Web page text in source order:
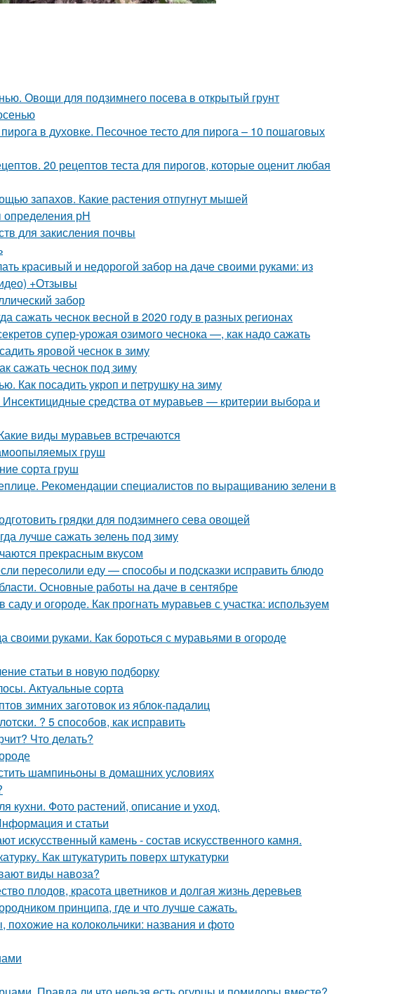
Овощи для подзимнего посева в открытый грунт
в духовке. Песочное тесто для пирога – 10 пошаговых
20 рецептов теста для пирогов, которые оценит любая
запахов. Какие растения отпугнут мышей
определения рН
для закисления почвы
красивый и недорогой забор на даче своими руками: из
+Отзывы
забор
сажать чеснок весной в 2020 году в разных регионах
супер-урожая озимого чеснока —, как надо сажать
яровой чеснок в зиму
сажать чеснок под зиму
Как посадить укроп и петрушку на зиму
средства от муравьев — критерии выбора и
виды муравьев встречаются
груш
сорта груш
Рекомендации специалистов по выращиванию зелени в
грядки для подзимнего сева овощей
лучше сажать зелень под зиму
прекрасным вкусом
пересолили еду — способы и подсказки исправить блюдо
Основные работы на даче в сентябре
и огороде. Как прогнать муравьев с участка: используем
своими руками. Как бороться с муравьями в огороде
статьи в новую подборку
Актуальные сорта
зимних заготовок из яблок-падалиц
? 5 способов, как исправить
Что делать?
шампиньоны в домашних условиях
кухни. Фото растений, описание и уход.
и статьи
искусственный камень - состав искусственного камня.
Как штукатурить поверх штукатурки
виды навоза?
плодов, красота цветников и долгая жизнь деревьев
принципа, где и что лучше сажать.
похожие на колокольчики: названия и фото